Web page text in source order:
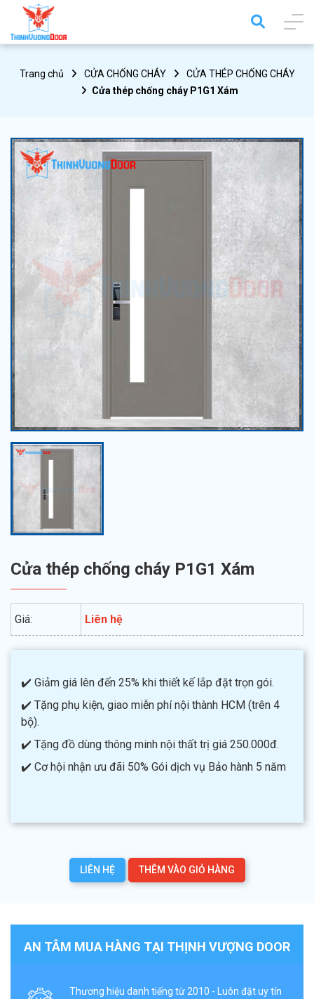
Trang chủ CỬA CHỐNG CHÁY
CỬA THÉP CHỐNG CHÁY
Cửa thép chống cháy P1G1 Xám
Cửa thép chống cháy P1G1 Xám
Giá: Liên hệ
✔️ Giảm giá lên đến 25% khi thiết kế lắp đặt trọn gói.
✔️ Tặng phụ kiện, giao miễn phí nội thành HCM (trên 4
bộ).
✔️ Tặng đồ dùng thông minh nội thất trị giá 250.000đ.
✔️ Cơ hội nhận ưu đãi 50% Gói dịch vụ Bảo hành 5 năm
LIÊN HỆ THÊM VÀO GIỎ HÀNG
AN TÂM MUA HÀNG TẠI THỊNH VƯỢNG DOOR
Thương hiệu danh tiếng từ 2010 - Luôn đặt uy tín